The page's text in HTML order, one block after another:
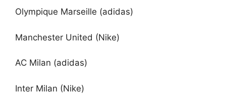
Olympique Marseille (adidas)
Manchester United (Nike)
AC Milan (adidas)
Inter Milan (Nike)